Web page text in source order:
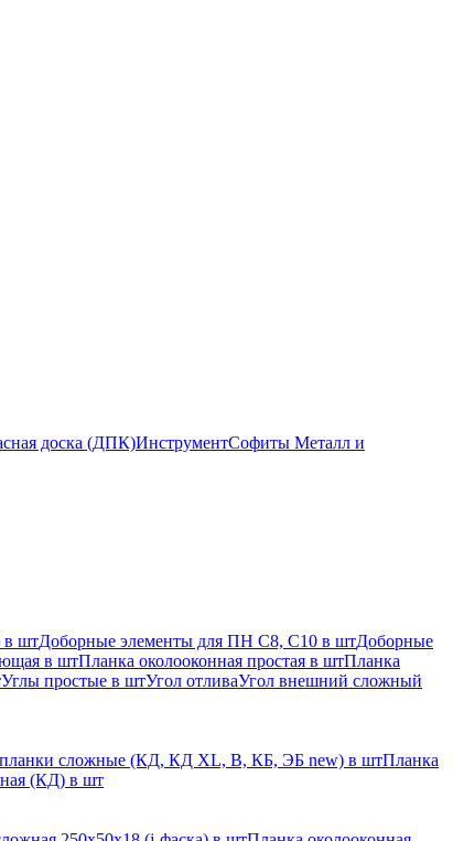
доска (ДПК)ИнструментСофиты Металл и
в штДоборные элементы для ПН С8, С10 в штДоборные
в штПланка околооконная простая в штПланка
Углы простые в штУгол отливаУгол внешний сложный
сложные (КД, КД XL, В, КБ, ЭБ new) в штПланка
(КД) в шт